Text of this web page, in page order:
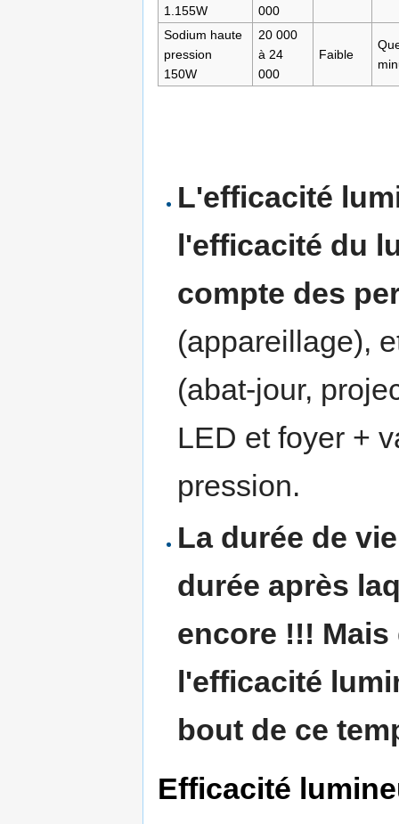
1.155W
000
Sodium haute
pression
150W
20 000
à 24
000
Faible
L'efficacité
l'efficacité du
compte des
(appareillage),
(abat-jour,
LED et foyer +
pression.
La durée de
durée après
encore !!!
l'efficacité
bout de ce
Efficacité